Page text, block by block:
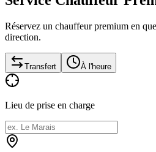
Réservez un chauffeur premium en
direction.
Transfert À l'heure
Lieu de prise en charge